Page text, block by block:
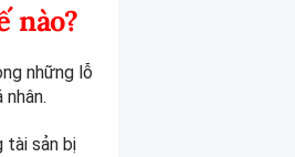
nào?
những lỗ
tài sản bị